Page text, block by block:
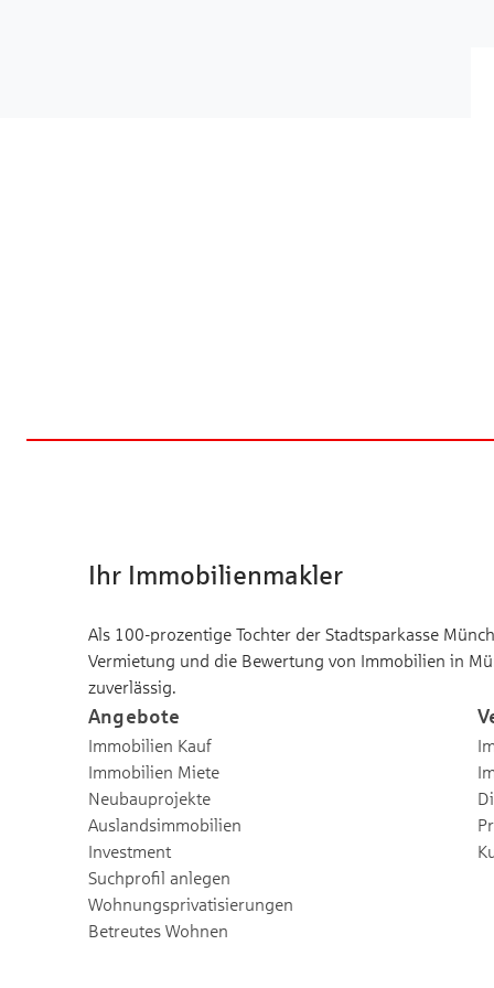
Ihr Immobilienmakler
Als 100-prozentige Tochter der Stadtsparkasse
Vermietung und die Bewertung von Immobilien in
zuverlässig.
Angebote
Immobilien Kauf
Immobilien Miete
Neubauprojekte
Auslandsimmobilien
Investment
Suchprofil anlegen
Wohnungsprivatisierungen
Betreutes Wohnen